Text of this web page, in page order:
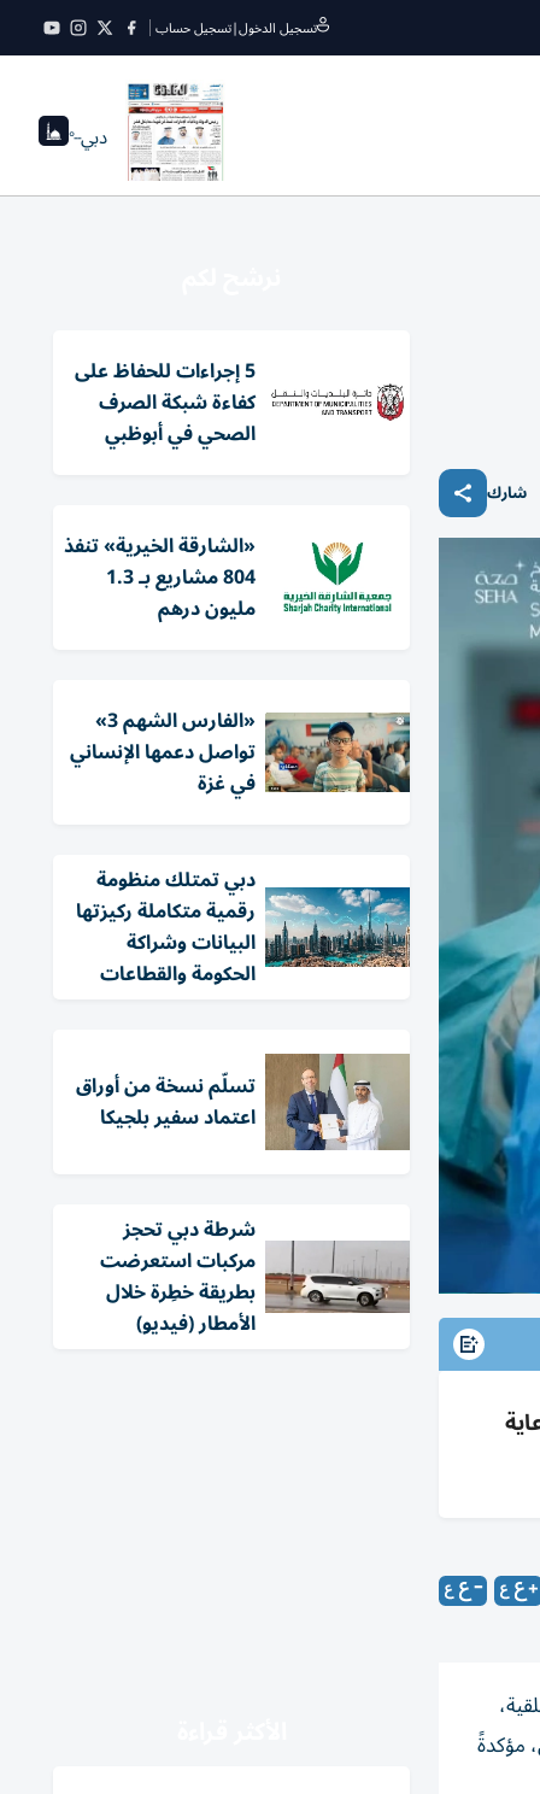
تسجيل الدخول|تسجيل حساب
دبي--°
شارك
مؤكدةً
5 إجراءات للحفاظ على
كفاءة شبكة الصرف
الصحي في أبوظبي
«الشارقة الخيرية» تنفذ
804 مشاريع بـ 1.3
مليون درهم
«الفارس الشهم 3»
تواصل دعمها الإنساني
في غزة
دبي تمتلك منظومة
رقمية متكاملة ركيزتها
البيانات وشراكة
الحكومة والقطاعات
تسلّم نسخة من أوراق
اعتماد سفير بلجيكا
شرطة دبي تحجز
مركبات استعرضت
بطريقة خطِرة خلال
الأمطار (فيديو)